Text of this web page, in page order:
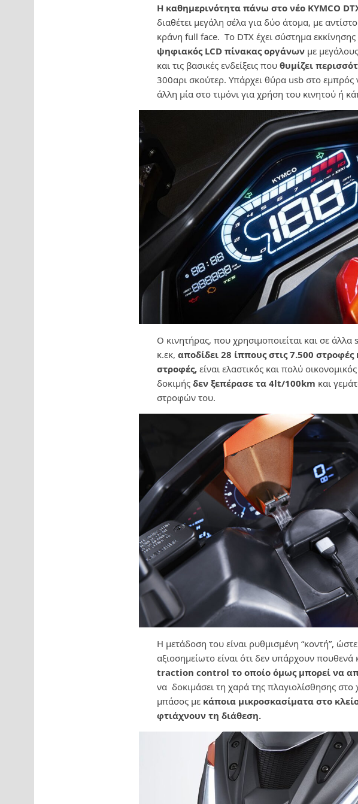
Η καθημερινότητα πάνω στο νέο KYMCO
διαθέτει μεγάλη σέλα για δύο άτομα, με
κράνη full face. Τo DTX έχει σύστημα εκκίνησης
ψηφιακός LCD πίνακας οργάνων με
και τις βασικές ενδείξεις που θυμίζει
300αρι σκούτερ. Υπάρχει θύρα usb στο εμπρός
άλλη μία στο τιμόνι για χρήση του κινητού ή
Ο κινητήρας, που χρησιμοποιείται και σε άλλα
κ.εκ, αποδίδει 28 ίππους στις 7.500
στροφές, είναι ελαστικός και πολύ
δοκιμής δεν ξεπέρασε τα 4lt/100km και
στροφών του.
Η μετάδοση του είναι ρυθμισμένη “κοντή”,
αξιοσημείωτο είναι ότι δεν υπάρχουν
traction control το οποίο όμως μπορεί να
να δοκιμάσει τη χαρά της πλαγιολίσθησης στο
μπάσος με κάποια μικροσκασίματα στο
φτιάχνουν τη διάθεση.